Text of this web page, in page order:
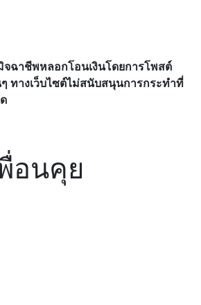
จฉาชีพหลอกโอนเงินโดยการโพสต์
ทางเว็บไซต์ไม่สนับสนุนการกระทำที่
อนคุย